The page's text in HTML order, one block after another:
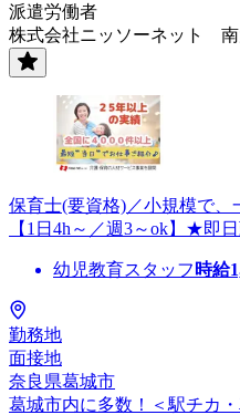
派遣労働者
株式会社ニッソーネット 南
保育士(要資格)／小規模で、
【1日4h～／週3～ok】★即
幼児教育スタッフ 時給
勤務地
面接地
奈良県葛城市
葛城市内に多数！＜駅チカ